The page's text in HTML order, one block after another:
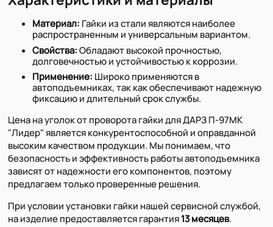
Материал: Гайки из стали являются наиболее
распространенным и универсальным вариантом.
Свойства:Обладают высокой прочностью,
долговечностью и устойчивостью к коррозии.
Применение: Широко применяются в
автоподъемниках, так как обеспечивают надежную
фиксацию и длительный срок службы.
Цена на уголок от проворота гайки для ДАРЗ П-97МК
"Лидер" является конкурентоспособной и оправданной
высоким качеством продукции. Мы понимаем, что
безопасность и эффективность работы автоподъемника
зависят от надежности его компонентов, поэтому
предлагаем только проверенные решения.
При условии установки гайки нашей сервисной службой,
на изделие предоставляется гарантия13 месяцев.